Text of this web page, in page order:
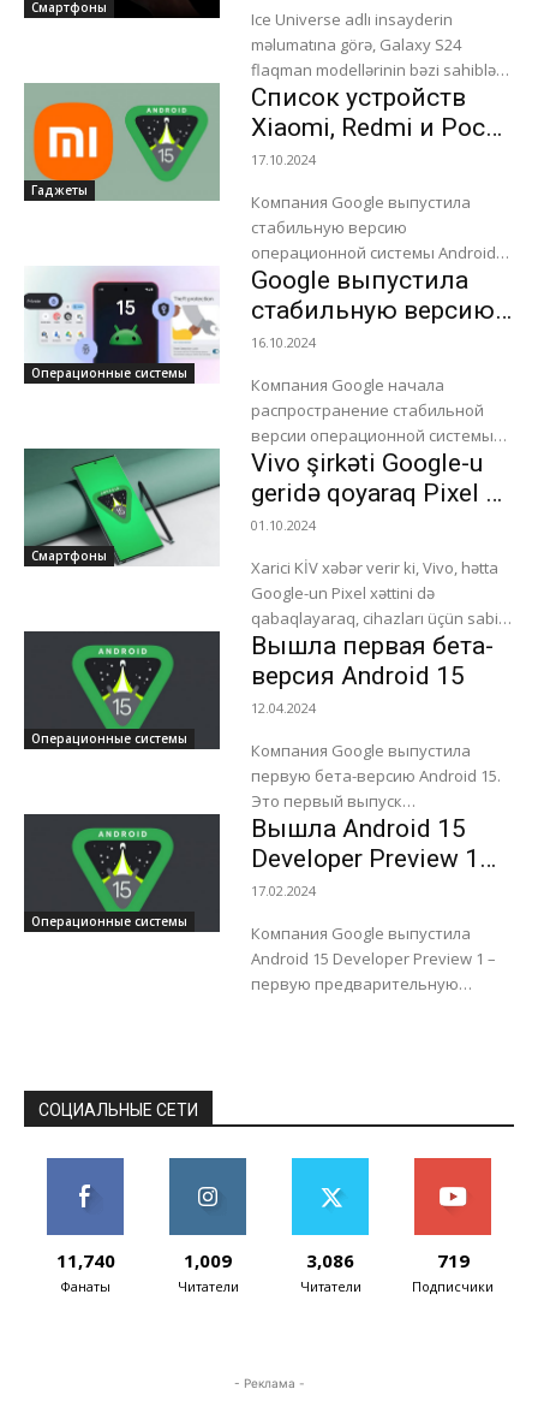
Смартфоны
Ice Universe adlı insayderin
məlumatına görə, Galaxy S24
flaqman modellərinin bəzi sahibləri
cihazlarını kiliddən aça bilmədikdən
sonra, Samsung şirkəti One UI 7
yeniləməsini dayandırıb. Samsung...
Гаджеты
Список устройств
Xiaomi, Redmi и Poco,
которые получат
17.10.2024
Компания Google выпустила
стабильную версию
операционной системы Android
15. В сети уже опубликован
перечень устройств Xiaomi,
Redmi и Poco, которые получат
Операционные системы
Google выпустила
стабильную версию
Android 15
16.10.2024
Компания Google начала
распространение стабильной
версии операционной системы
Android 15. Первыми ее получили
фирменные смартфоны Pixel.
Основные нововведения в
Android 15: «Личное
пространство». Создание
защищенного...
Смартфоны
Vivo şirkəti Google-u
geridə qoyaraq Pixel 9-
dan əvvəl stabil
Android 15-i buraxdı
01.10.2024
Xarici KİV xəbər verir ki, Vivo, hətta
Google-un Pixel xəttini də
qabaqlayaraq, cihazları üçün sabit
Android 15 yeniləməsini buraxan ilk
istehsalçı oldu. Funtouch OS...
Операционные системы
Вышла первая бета-
версия Android 15
12.04.2024
Компания Google выпустила
первую бета-версию Android 15.
Это первый выпуск
операционной системы,
предназначенный для рядовых
пользователей, после двух
предварительных релизов для
разработчиков. Основные
нововведения: Приложения,...
Операционные системы
Вышла Android 15
Developer Preview 1
для разработчиков
17.02.2024
Компания Google выпустила
Android 15 Developer Preview 1 –
первую предварительную
СОЦИАЛЬНЫЕ СЕТИ
11,740
Фанаты
1,009
Читатели
3,086
Читатели
719
Подписчики
- Реклама -